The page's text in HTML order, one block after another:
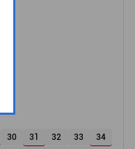
30 31 32 33
34